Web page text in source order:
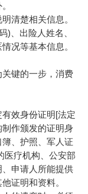
清楚相关信息。
、出险人姓名、
况等基本信息。
键的一步，消费
效身份证明[法定
作颁发的证明身
、护照、军人证
医疗机构、公安部
申请人所能提供
证明和资料。